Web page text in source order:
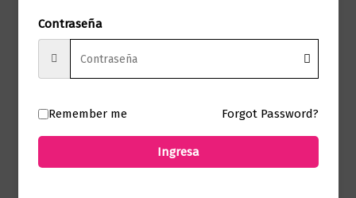
Productos relacionados
Clásicos
Contraseña
Remember me Forgot Password?
Ingresa